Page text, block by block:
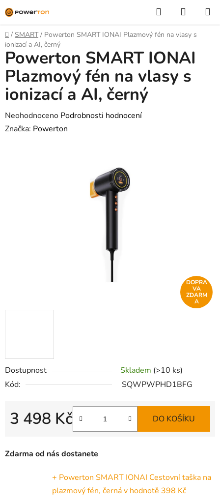
na
obsah
Hledat
KOŠÍK
Domů
/ SMART / Powerton SMART IONAI Plazmový fén na vlasy s
ionizací a AI, černý
Dostupnost Skladem (>10 ks)
Kód:
SQWPWPHD1BFG
3 498 Kč DO KOŠÍKU
Zdarma od nás dostanete
+ Powerton SMART IONAI Cestovní taška na
plazmový fén, černáv hodnotě 398 Kč
Powerton SMART IONAI
Plazmový fén na vlasy s
ionizací a AI, černý
Průměrné
hodnocení
Neohodnoceno Podrobnosti hodnocení
Značka: Powerton
DOPRA
VA
ZDARM
A